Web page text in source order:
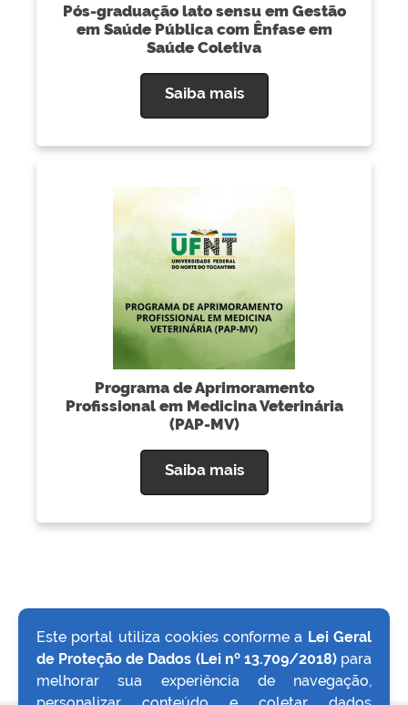
Pós-graduação lato sensu em Gestão
em Saúde Pública com Ênfase em
Saúde Coletiva
Saiba mais
Programa de Aprimoramento
Profissional em Medicina Veterinária
(PAP-MV)
Saiba mais
VOLTAR AO TOPO
Este portal utiliza cookies conforme a Lei Geral
de Proteção de Dados (Lei nº 13.709/2018)para
melhorar sua experiência de navegação,